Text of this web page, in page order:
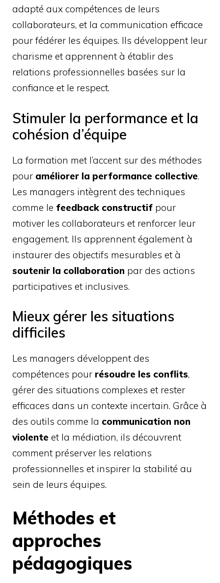
adapté aux compétences de leurs
collaborateurs, et la communication efficace
pour fédérer les équipes. Ils développent leur
charisme et apprennent à établir des
relations professionnelles basées sur la
confiance et le respect.
Stimuler la performance et la
cohésion d’équipe
La formation met l’accent sur des méthodes
pour améliorer la performance collective.
Les managers intègrent des techniques
comme le feedback constructif pour
motiver les collaborateurs et renforcer leur
engagement. Ils apprennent également à
instaurer des objectifs mesurables et à
soutenir la collaboration par des actions
participatives et inclusives.
Mieux gérer les situations
difficiles
Les managers développent des
compétences pour résoudre les conflits,
gérer des situations complexes et rester
efficaces dans un contexte incertain. Grâce à
des outils comme la communication non
violente et la médiation, ils découvrent
comment préserver les relations
professionnelles et inspirer la stabilité au
sein de leurs équipes.
Méthodes et
approches
pédagogiques